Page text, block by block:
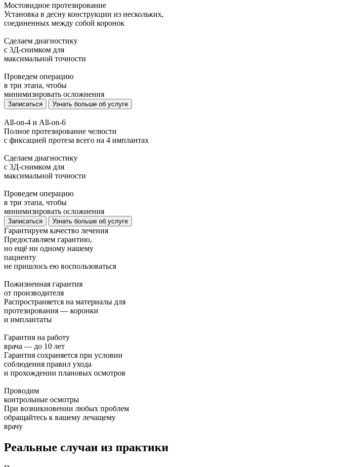
Мостовидное протезирование
Установка в десну конструкции из нескольких,
соединенных между собой коронок
Сделаем диагностику
с 3Д-снимком для
максимальной точности
Проведем операцию
в три этапа, чтобы
минимизировать осложнения
Записаться Узнать больше об услуге
All-on-4 и All-on-6
Полное протезирование челюсти
с фиксацией протеза всего на 4 имплантах
Сделаем диагностику
с 3Д-снимком для
максимальной точности
Проведем операцию
в три этапа, чтобы
минимизировать осложнения
Записаться Узнать больше об услуге
Гарантируем качество лечения
Предоставляем гарантию,
но ещё ни одному нашему
пациенту
не пришлось ею воспользоваться
Пожизненная гарантия
от производителя
Распространяется на материалы для
протезирования — коронки
и имплантаты
Гарантия на работу
врача — до 10 лет
Гарантия сохраняется при условии
соблюдения правил ухода
и прохождении плановых осмотров
Проводим
контрольные осмотры
При возникновении любых проблем
обращайтесь к вашему лечащему
врачу
Реальные случаи из практики